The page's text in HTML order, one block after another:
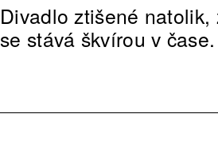
Divadlo ztišené
se stává škvírou v čase.